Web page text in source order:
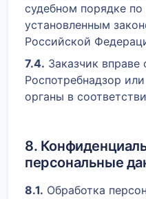
судебном порядке
установленным
Российской
7.4. Заказчик вправе
Роспотребнадзор
органы в
8.
персональные
8.1. Обработка